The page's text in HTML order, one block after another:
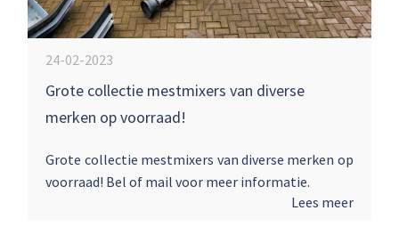
24-02-2023
Grote collectie mestmixers van diverse
merken op voorraad!
Grote collectie mestmixers van diverse merken op
voorraad! Bel of mail voor meer informatie.
Lees meer